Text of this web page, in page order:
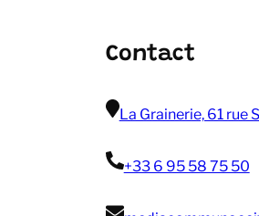
Contact
La Grainerie, 61 rue
+33 6 95 58 75 50